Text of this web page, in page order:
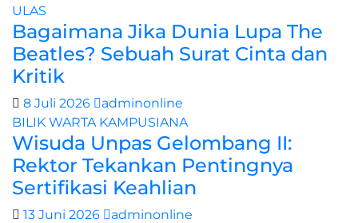
ULAS
Bagaimana Jika Dunia Lupa The
Beatles? Sebuah Surat Cinta dan
Kritik
8 Juli 2026
adminonline
BILIK WARTA KAMPUSIANA
Wisuda Unpas Gelombang II:
Rektor Tekankan Pentingnya
Sertifikasi Keahlian
13 Juni 2026
adminonline